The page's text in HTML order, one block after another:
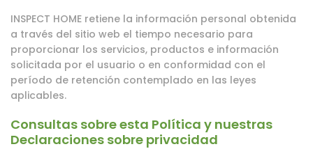
INSPECT HOME retiene la información personal obtenida
a través del sitio web el tiempo necesario para
proporcionar los servicios, productos e información
solicitada por el usuario o en conformidad con el
período de retención contemplado en las leyes
aplicables.
Consultas sobre esta Política y nuestras
Declaraciones sobre privacidad